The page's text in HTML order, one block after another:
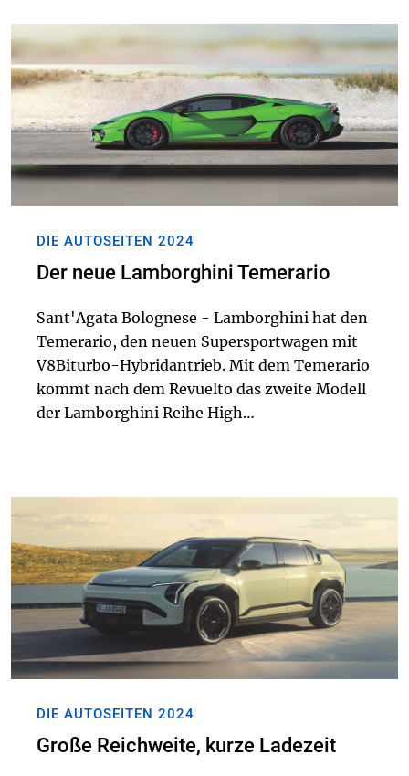
DIE AUTOSEITEN 2024
Der neue Lamborghini Temerario
Sant'Agata Bolognese - Lamborghini hat den
Temerario, den neuen Supersportwagen mit
V8Biturbo-Hybridantrieb. Mit dem Temerario
kommt nach dem Revuelto das zweite Modell
der Lamborghini Reihe High
DIE AUTOSEITEN 2024
Große Reichweite, kurze Ladezeit